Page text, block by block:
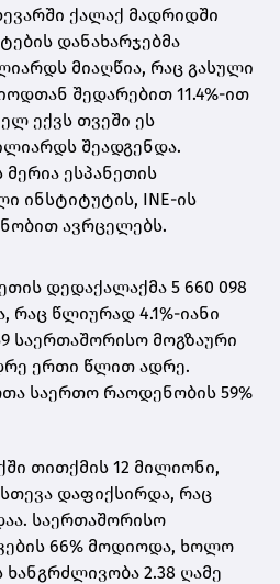
ქალაქ მადრიდში
დანახარჯებმა
მიაღწია, რაც გასული
შედარებით 11.4%-ით
ექვს თვეში ეს
შეადგენდა.
ესპანეთის
ინსტიტუტის, INE-ის
ავრცელებს.
დედაქალაქმა 5 660 098
რაც წლიურად 4.1%-იანი
საერთაშორისო მოგზაური
ერთი წლით ადრე.
საერთო რაოდენობის 59%
თითქმის 12 მილიონი,
დაფიქსირდა, რაც
საერთაშორისო
66% მოდიოდა, ხოლო
2.38 ღამე